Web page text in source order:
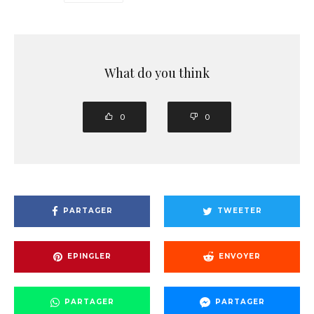
What do you think
0 0
PARTAGER TWEETER
EPINGLER ENVOYER
PARTAGER PARTAGER